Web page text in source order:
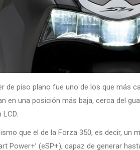
de piso plano fue uno de los que más
en una posición más baja, cerca del
que el de la Forza 350, es decir, un
Power+’ (eSP+), capaz de generar